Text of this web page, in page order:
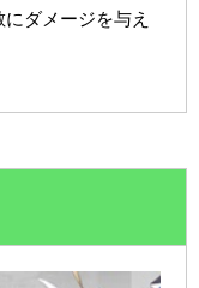
ダメージを与え